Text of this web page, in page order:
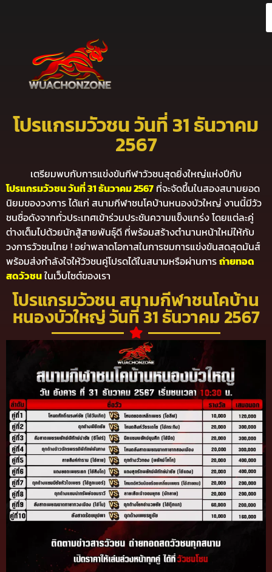
โปรแกรมวัวชน วันที่ 31 ธันวาคม
2567
เตรียมพบกับการแข่งขันกีฬาวัวชนสุดยิ่งใหญ่แห่งปีกับ
โปรแกรมวัวชน วันที่ 31 ธันวาคม 2567 ที่จะจัดขึ้นในสองสนามยอด
นิยมของวงการ ได้แก่ สนามกีฬาชนโคบ้านหนองบัวใหญ่ งานนี้มีวัว
ชนชื่อดังจากทั่วประเทศเข้าร่วมประชันความแข็งแกร่ง โดยแต่ละคู่
ต่างเต็มไปด้วยนักสู้สายพันธุ์ดี ที่พร้อมสร้างตำนานหน้าใหม่ให้กับ
วงการวัวชนไทย ! อย่าพลาดโอกาสในการชมการแข่งขันสดสุดมันส์
พร้อมส่งกำลังใจให้วัวชนคู่โปรดได้ในสนามหรือผ่านการถ่ายทอด
สดวัวชนในเว็บไซต์ของเรา
โปรแกรมวัวชน สนามกีฬาชนโคบ้าน
หนองบัวใหญ่ วันที่ 31 ธันวาคม 2567